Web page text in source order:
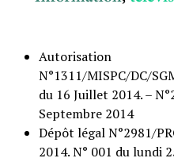
Autorisation
N°1311/MISPC/DC/
du 16 Juillet 2014. –
Septembre 2014
Dépôt légal N°2981/
2014. N° 001 du lundi